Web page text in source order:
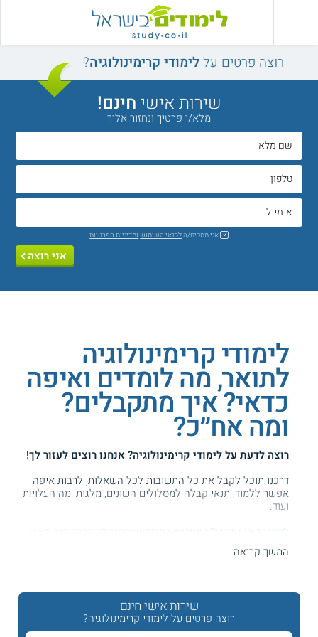
רוצה פרטים עללימודי קרימינולוגיה?
שירות אישיחינם!
מלא/י פרטיך ונחזור אליך
אני מסכים/הלתנאי השימוש ומדיניות הפרטיות
אני רוצה
לימודי קרימינולוגיה
לתואר, מה לומדים ואיפה
כדאי? איך מתקבלים?
ומה אח״כ?
רוצה לדעת עללימודי קרימינולוגיה? אנחנו רוצים לעזור לך!
דרכנו תוכל לקבל את כל התשובות לכל השאלות, לרבות איפה
אפשר ללמוד, תנאי קבלה למסלולים השונים, מלגות, מה העלויות
ועוד.
לחץ/י כאן ותקבל/י שירות בחינם
המשך קריאה
שירות אישי חינם
רוצה פרטים על לימודי קרימינולוגיה?